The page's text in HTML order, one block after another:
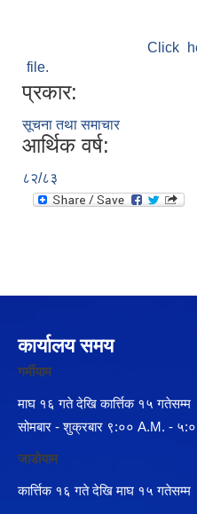
Click
file.
प्रकार:
सूचना तथा समाचार
आर्थिक वर्ष:
८२/८३
कार्यालय समय
गर्मीयाम
माघ १६ गते देखि कार्त्तिक १५ गतेसम्म
सोमबार - शुक्रबार ९:०० A.M. -
जाडोयाम
कार्त्तिक १६ गते देखि माघ १५ गतेसम्म